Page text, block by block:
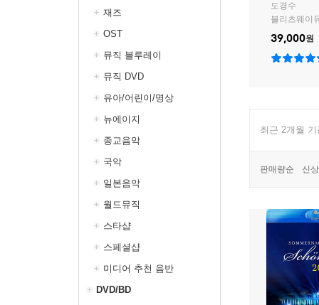
재즈
OST
뮤직 블루레이
뮤직 DVD
유아/어린이/명상
뉴에이지
종교음악
국악
일본음악
월드뮤직
스타샵
스페셜샵
미디어 추천 음반
DVD/BD
도경수
블리츠웨이
39,000원
최근 2개월
판매량순 신